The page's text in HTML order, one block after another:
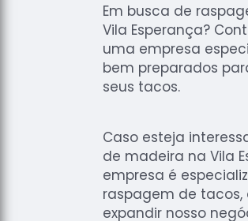
Em busca de
Vila Esperança?
uma empresa
bem preparados
seus tacos.
Caso esteja
de madeira na Vila
empresa é
raspagem de tacos,
expandir nosso